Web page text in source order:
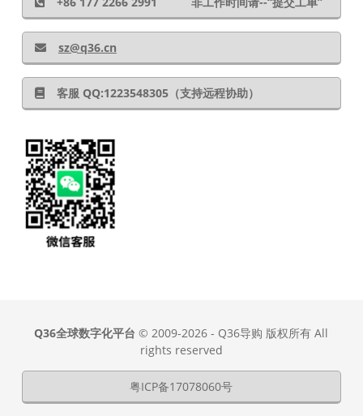
sz@q36.cn
客服 QQ:1223548305（支持远程协助）
Q36全球数字化平台 © 2009-2026 - Q36导购 版权所有 All
rights reserved
粤ICP备17078060号